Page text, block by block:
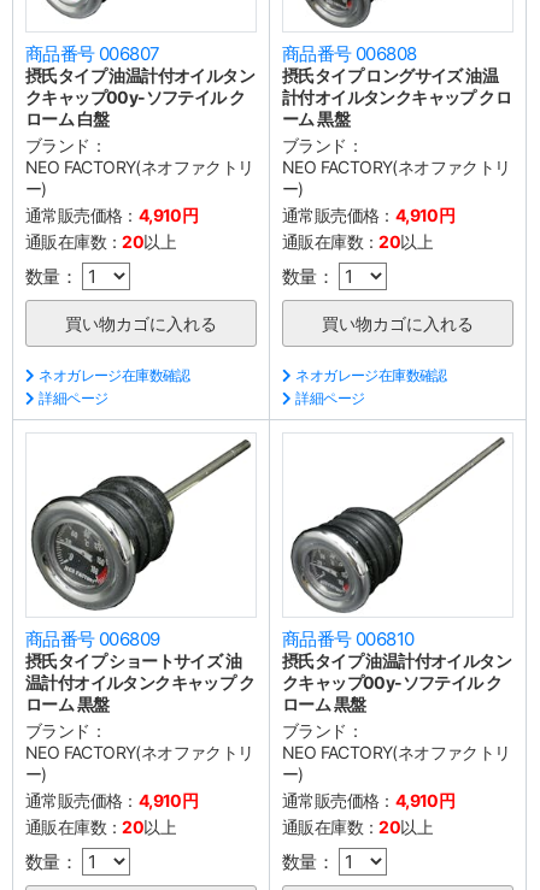
商品番号 006807
摂氏タイプ 油温計付オイルタン
クキャップ00y-ソフテイル ク
ローム 白盤
ブランド：
NEO FACTORY(ネオファクトリ
ー)
通常販売価格： 4,910円
通販在庫数：20以上
数量：
ネオガレージ在庫数確認
詳細ページ
商品番号 006808
摂氏タイプ ロングサイズ 油温
計付オイルタンクキャップ クロ
ーム 黒盤
ブランド：
NEO FACTORY(ネオファクトリ
ー)
通常販売価格： 4,910円
通販在庫数：20以上
数量：
ネオガレージ在庫数確認
詳細ページ
商品番号 006809
摂氏タイプ ショートサイズ 油
温計付オイルタンクキャップ ク
ローム 黒盤
ブランド：
NEO FACTORY(ネオファクトリ
ー)
通常販売価格： 4,910円
通販在庫数：20以上
数量：
商品番号 006810
摂氏タイプ 油温計付オイルタン
クキャップ00y-ソフテイル ク
ローム 黒盤
ブランド：
NEO FACTORY(ネオファクトリ
ー)
通常販売価格： 4,910円
通販在庫数：20以上
数量：